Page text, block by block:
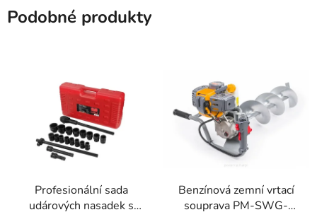
Podobné produkty
Profesionální sada
udárových nasadek s
Benzínová zemní vrtací
souprava PM-SWG-